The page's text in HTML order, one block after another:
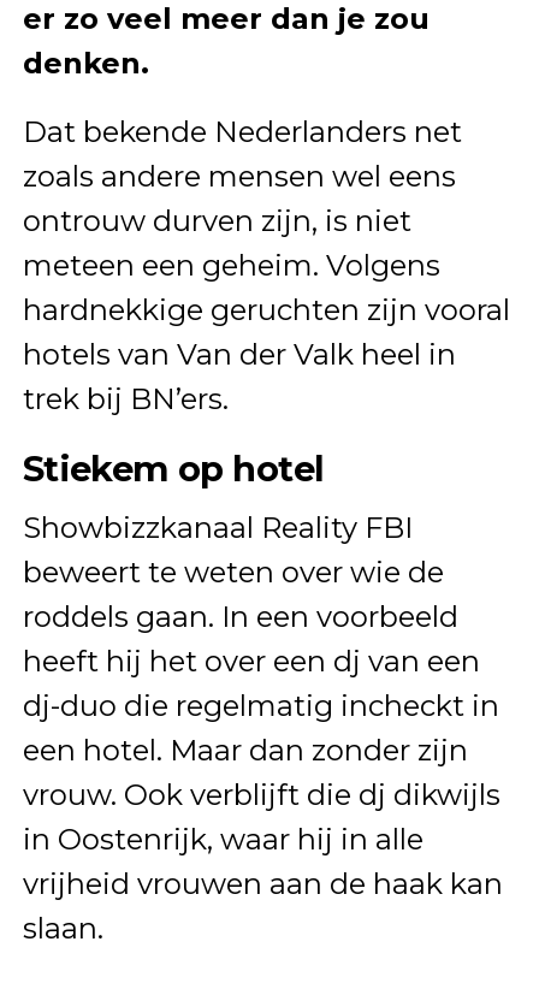
er zo veel meer dan je zou
denken.
Dat bekende Nederlanders net
zoals andere mensen wel eens
ontrouw durven zijn, is niet
meteen een geheim. Volgens
hardnekkige geruchten zijn vooral
hotels van Van der Valk heel in
trek bij BN’ers.
Stiekem op hotel
Showbizzkanaal Reality FBI
beweert te weten over wie de
roddels gaan. In een voorbeeld
heeft hij het over een dj van een
dj-duo die regelmatig incheckt in
een hotel. Maar dan zonder zijn
vrouw. Ook verblijft die dj dikwijls
in Oostenrijk, waar hij in alle
vrijheid vrouwen aan de haak kan
slaan.